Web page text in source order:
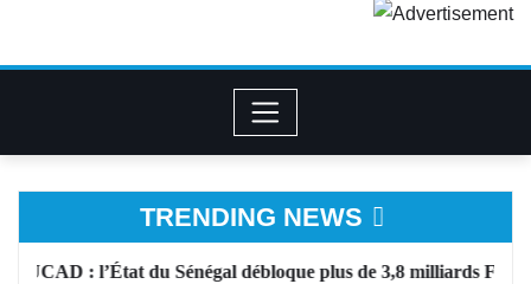
TRENDING NEWS
: l’État du Sénégal débloque plus de 3,8 milliards FCFA pour